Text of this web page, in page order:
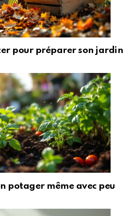
pour préparer son jardin
potager même avec peu